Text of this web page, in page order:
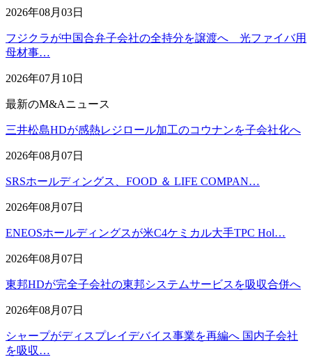
2026年08月03日
フジクラが中国合弁子会社の全持分を譲渡へ 光ファイバ用
母材事…
2026年07月10日
最新のM&Aニュース
三井松島HDが感熱レジロール加工のコウナンを子会社化へ
2026年08月07日
SRSホールディングス、FOOD ＆ LIFE COMPAN…
2026年08月07日
ENEOSホールディングスが米C4ケミカル大手TPC Hol…
2026年08月07日
東邦HDが完全子会社の東邦システムサービスを吸収合併へ
2026年08月07日
シャープがディスプレイデバイス事業を再編へ 国内子会社
を吸収…